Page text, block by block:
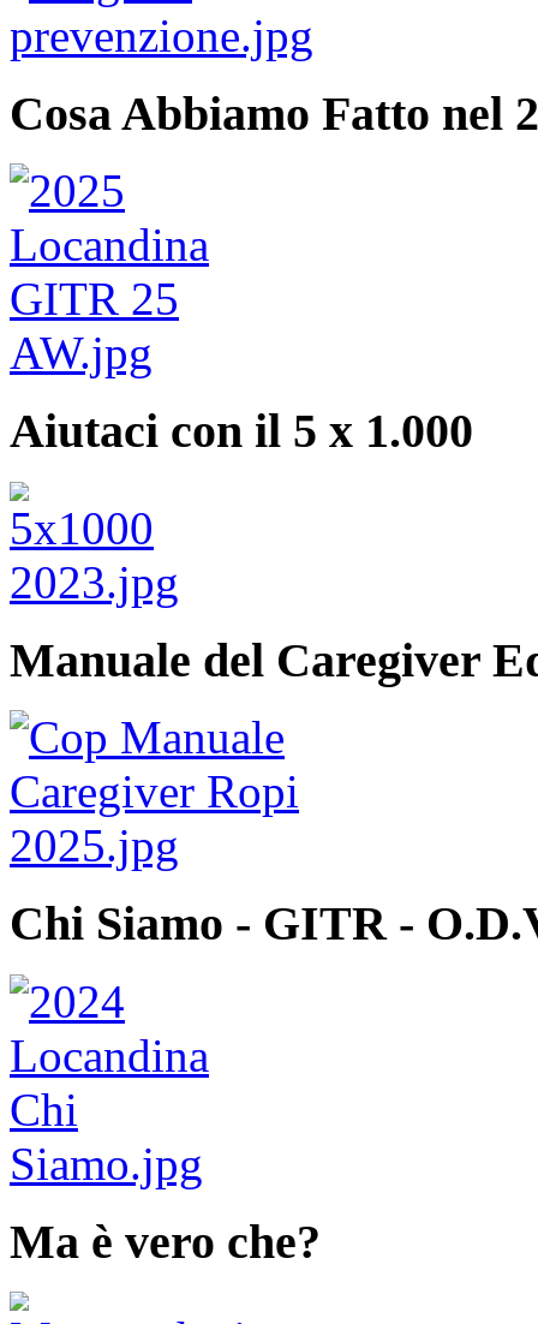
Cosa Abbiamo Fatto nel
Aiutaci con il 5 x 1.000
Manuale del Caregiver
Chi Siamo - GITR -
Ma è vero che?